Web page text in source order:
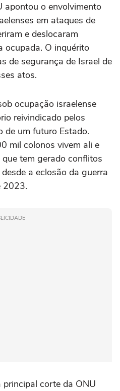
apontou o envolvimento
em ataques de
e deslocaram
ocupada. O inquérito
de segurança de Israel de
atos.
ocupação israelense
reivindicado pelos
de um futuro Estado.
mil colonos vivem ali e
tem gerado conflitos
a eclosão da guerra
2023.
corte da ONU